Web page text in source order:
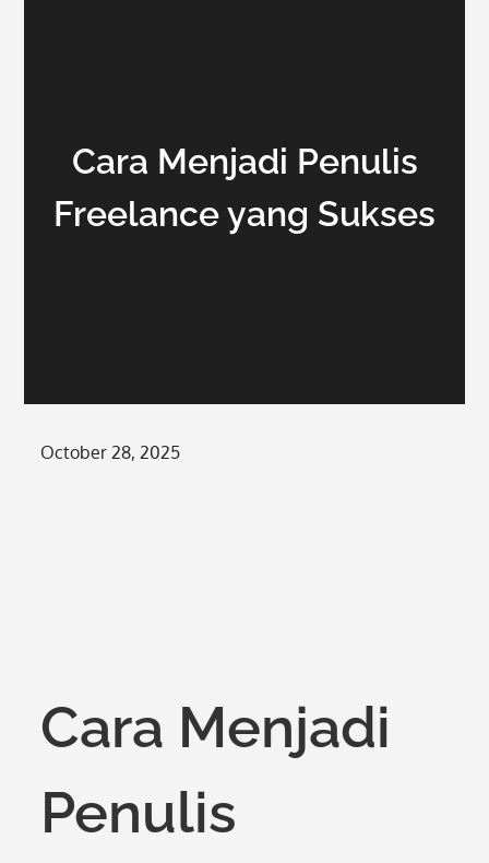
Cara Menjadi Penulis
Freelance yang Sukses
Posted
October 28, 2025
Cara Menjadi
Penulis